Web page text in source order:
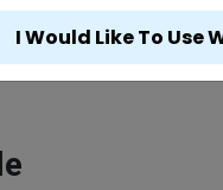
I Would Like To Use